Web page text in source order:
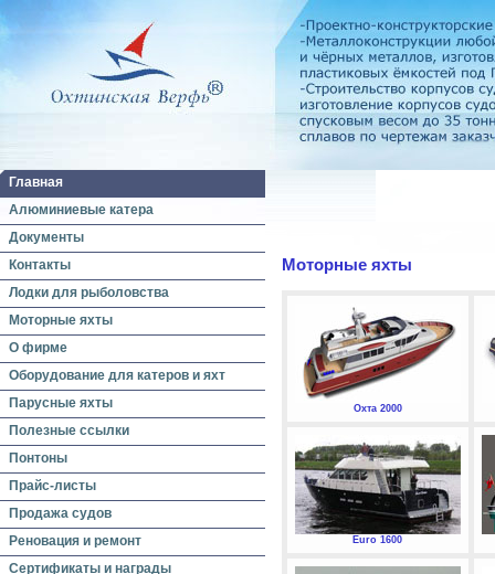
Главная
Алюминиевые катера
Документы
Контакты
Лодки для рыболовства
Моторные яхты
О фирме
Оборудование для катеров и яхт
Парусные яхты
Полезные ссылки
Понтоны
Прайс-листы
Продажа судов
Реновация и ремонт
Сертификаты и награды
Моторные яхты
Охта 2000
Euro 1600